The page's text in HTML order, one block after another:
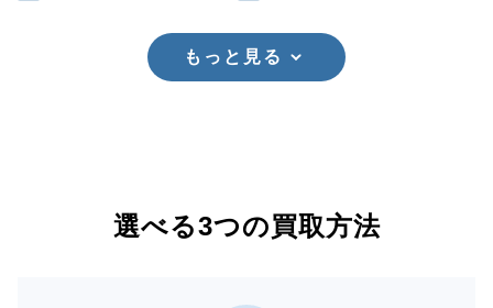
もっと見る
選べる3つの買取方法